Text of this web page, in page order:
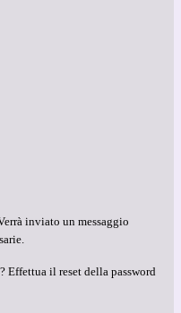
inviato un messaggio
Effettua il reset della password